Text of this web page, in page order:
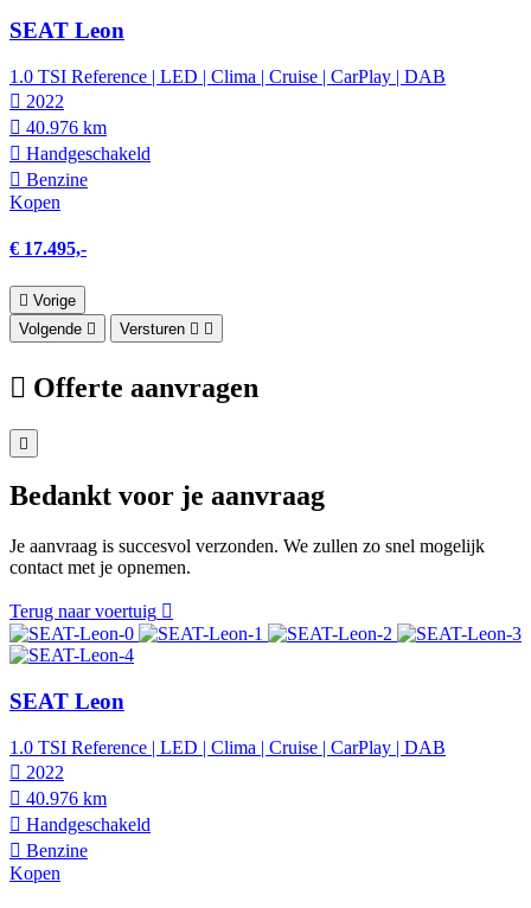
SEAT Leon
1.0 TSI Reference | LED | Clima | Cruise | CarPlay | DAB
2022
40.976 km
Hand­geschakeld
Benzine
Kopen
€ 17.495,-
Vorige
Volgende
Versturen
Offerte aanvragen
Bedankt voor je aanvraag
Je aanvraag is succesvol verzonden. We zullen zo snel mogelijk
contact met je opnemen.
Terug naar voertuig
SEAT Leon
1.0 TSI Reference | LED | Clima | Cruise | CarPlay | DAB
2022
40.976 km
Hand­geschakeld
Benzine
Kopen